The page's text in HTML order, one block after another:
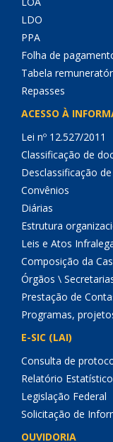
LDO
PPA
Folha de
Tabela
Repasses
ACESSO À
Lei nº 12.527/2011
Classificação de
Desclassificação
Convênios
Diárias
Estrutura
Leis e Atos
Composição da
Órgãos \
Prestação de
Programas,
E-SIC (LAI)
Consulta de
Relatório Estatístico
Legislação Federal
Solicitação de
OUVIDORIA